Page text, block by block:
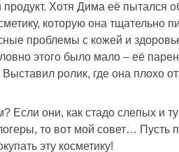
Хотя Дима её пытался
которую она тщательно
проблемы с кожей и
этого было мало – её
ролик, где она плохо
Если они, как стадо слепых и
то вот мой совет… Пусть
эту косметику!